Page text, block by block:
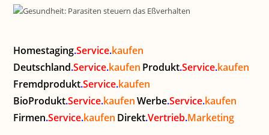
Homestaging.Service.kaufen
Deutschland.Service.kaufen Produkt.Service.kaufen
Fremdprodukt.Service.kaufen
BioProdukt.Service.kaufen Werbe.Service.kaufen
Firmen.Service.kaufen Direkt.Vertrieb.Marketing